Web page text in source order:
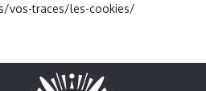
vos-traces/les-cookies/